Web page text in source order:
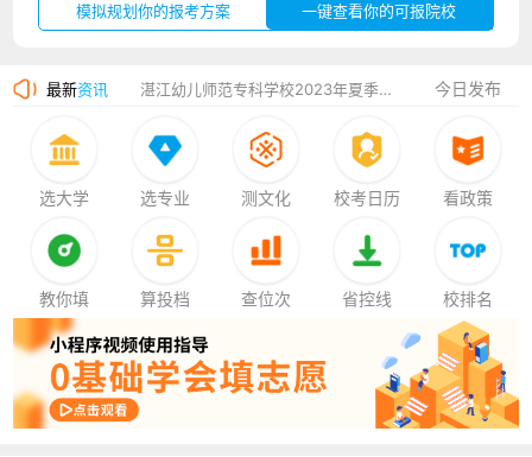
模拟规划你的报考方案 一键查看你的可报院校
最新资讯
广州华立科技职业学院2023年夏季高考招生简章
湛江幼儿师范专科学校2023年夏季高考招生简章 今日发布
选大学 选专业 测文化 校考日历 看政策
教你填 算投档 查位次 省控线 校排名